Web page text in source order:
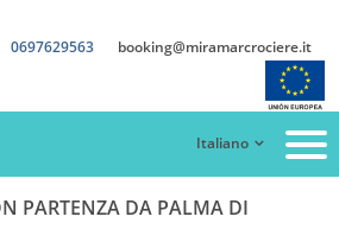
0697629563 booking@miramarcrociere.it
Italiano
PARTENZA DA PALMA DI